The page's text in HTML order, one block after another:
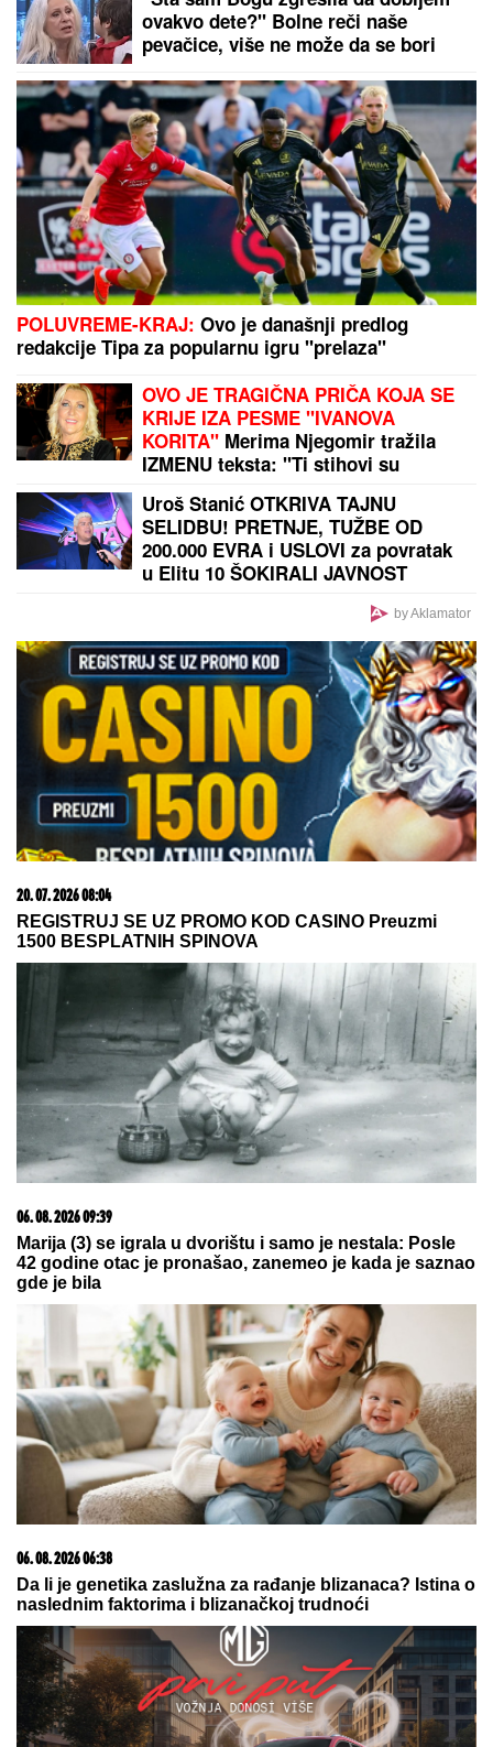
A SADA ONONAJBOLjE: Srpski bokseri i bokserke
spremni za izazov Mediteranskih igara u Tarantu!
Prva žena koja je SLOMILA Lamanš: KRALJICA
TALASA borila se sa olujom, meduzama i jakim
strujama, a njen podvig, koji je trajao VIŠE OD 14
SATI, ušao je u istoriju
by Aklamator
PREPORUKA ZA VAS
OGROMNA KAMENA OGRADA I GIPSANI LAVOVI
Ovo je porodična kuća Dragana Stankovića, sazidao
dvorac u Grockoj, tu razvio i biznis (VIDEO)
LUKASOVA NAJMLAĐA ĆERKA
VIKTORIJA JE BAŠ PORASLA!Sa
sestrom Sofijom uživa na moru:
Ponosna mama Sonja pokazala
fotke, puno joj srce
Prva žena koja je SLOMILA Lamanš:
KRALJICA TALASA borila se sa
olujom, meduzama i jakim strujama,
a njen podvig, koji je trajao VIŠE OD
14 SATI, ušao je u istoriju
SPECIJALNA VEČERAMatora okupila najdraže
ljude: Evo gde se opuštaju, rijaliti učesnici puno
srce (FOTO)